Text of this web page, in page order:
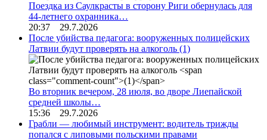
Поездка из Саулкрасты в сторону Риги обернулась для
44-летнего охранника…
20:37 29.7.2026
После убийства педагога: вооруженных полицейских
Латвии будут проверять на алкоголь (1)
Во вторник вечером, 28 июля, во дворе Лиепайской
средней школы…
15:36 29.7.2026
Грабли — любимый инструмент: водитель трижды
попался с липовыми польскими правами